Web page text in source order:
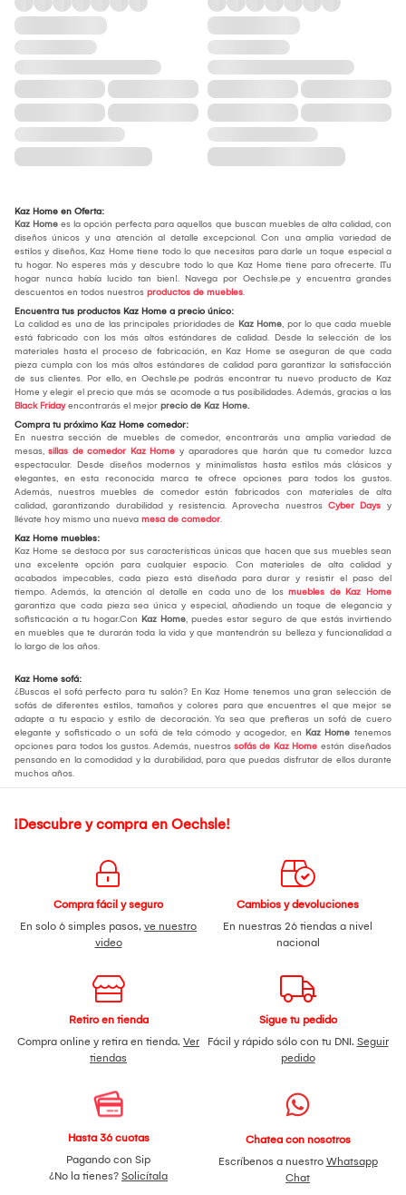
Kaz Home en Oferta:
Kaz Home es la opción perfecta para aquellos que buscan muebles de alta calidad, con
diseños únicos y una atención al detalle excepcional. Con una amplia variedad de
estilos y diseños, Kaz Home tiene todo lo que necesitas para darle un toque especial a
tu hogar. No esperes más y descubre todo lo que Kaz Home tiene para ofrecerte. ¡Tu
hogar nunca había lucido tan bien!. Navega por Oechsle.pe y encuentra grandes
descuentos en todos nuestros productos de muebles.
Encuentra tus productos Kaz Home a precio único:
La calidad es una de las principales prioridades de Kaz Home, por lo que cada mueble
está fabricado con los más altos estándares de calidad. Desde la selección de los
materiales hasta el proceso de fabricación, en Kaz Home se aseguran de que cada
pieza cumpla con los más altos estándares de calidad para garantizar la satisfacción
de sus clientes. Por ello, en Oechsle.pe podrás encontrar tu nuevo producto de Kaz
Home y elegir el precio que más se acomode a tus posibilidades. Además, gracias a las
Black Fridayencontrarás el mejor precio de Kaz Home.
Compra tu próximo Kaz Home comedor:
En nuestra sección de muebles de comedor, encontrarás una amplia variedad de
mesas, sillas de comedor Kaz Home y aparadores que harán que tu comedor luzca
espectacular. Desde diseños modernos y minimalistas hasta estilos más clásicos y
elegantes, en esta reconocida marca te ofrece opciones para todos los gustos.
Además, nuestros muebles de comedor están fabricados con materiales de alta
calidad, garantizando durabilidad y resistencia. Aprovecha nuestros Cyber Days y
llévate hoy mismo una nueva mesa de comedor.
Kaz Home muebles:
Kaz Home se destaca por sus características únicas que hacen que sus muebles sean
una excelente opción para cualquier espacio. Con materiales de alta calidad y
acabados impecables, cada pieza está diseñada para durar y resistir el paso del
tiempo. Además, la atención al detalle en cada uno de los muebles de Kaz Home
garantiza que cada pieza sea única y especial, añadiendo un toque de elegancia y
sofisticación a tu hogar.Con Kaz Home, puedes estar seguro de que estás invirtiendo
en muebles que te durarán toda la vida y que mantendrán su belleza y funcionalidad a
lo largo de los años.
Kaz Home sofá:
¿Buscas el sofá perfecto para tu salón? En Kaz Home tenemos una gran selección de
sofás de diferentes estilos, tamaños y colores para que encuentres el que mejor se
adapte a tu espacio y estilo de decoración. Ya sea que prefieras un sofá de cuero
elegante y sofisticado o un sofá de tela cómodo y acogedor, en Kaz Home tenemos
opciones para todos los gustos. Además, nuestros sofás de Kaz Home están diseñados
pensando en la comodidad y la durabilidad, para que puedas disfrutar de ellos durante
muchos años.
¡Descubre y compra en Oechsle!
Compra fácil y seguro
En solo 6 simples pasos, ve nuestro
video
Cambios y devoluciones
En nuestras 26 tiendas a nivel
nacional
Retiro en tienda
Compra online y retira en tienda. Ver
tiendas
Sigue tu pedido
Fácil y rápido sólo con tu DNI. Seguir
pedido
Hasta 36 cuotas
Pagando con Sip
¿No la tienes? Solicítala
Chatea con nosotros
Escríbenos a nuestro Whatsapp
Chat